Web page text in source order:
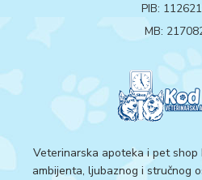
PIB:
MB:
Veterinarska apoteka i pet
ambijenta, ljubaznog i stručnog